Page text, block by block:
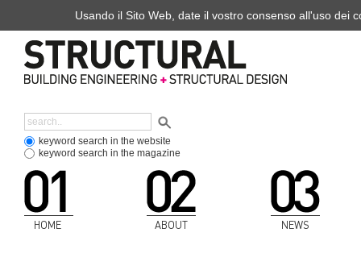
keyword search in the website
keyword search in the magazine
HOME ABOUT NEWS
Usando il Sito Web, date il vostro consenso all'uso